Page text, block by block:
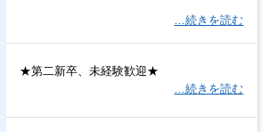
…続きを読む
★第二新卒、未経験歓迎★
…続きを読む